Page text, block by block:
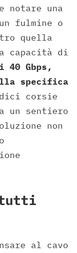
notare una
fulmine o
quella
capacità di
Gbps,
specifica
corsie
un sentiero
non
tutti
al cavo